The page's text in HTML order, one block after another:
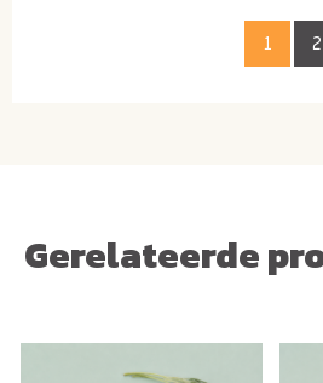
1 2
Gerelateerde